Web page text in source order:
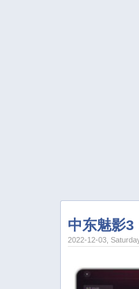
中东魅影3
2022-12-03,